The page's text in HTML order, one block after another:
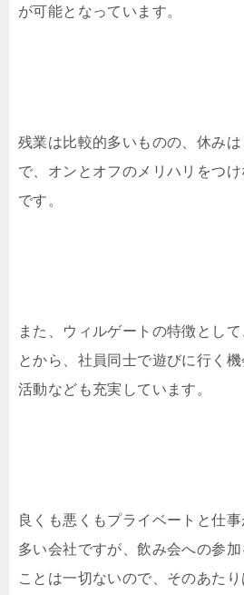
が可能となっています。
残業は比較的多いものの、休み
で、オンとオフのメリハリをつ
です。
また、ウィルゲートの特徴とし
とから、社員同士で遊びに行く
活動なども充実しています。
良くも悪くもプライベートと仕
多い会社ですが、飲み会への参
ことは一切ないので、そのあた